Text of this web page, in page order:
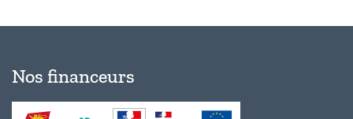
Nos financeurs